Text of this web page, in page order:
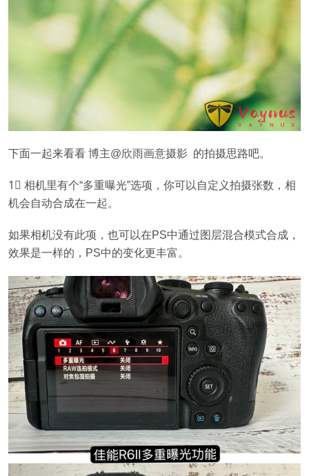
下面一起来看看 博主@欣雨画意摄影 的拍摄思路吧。
1⃣️ 相机里有个“多重曝光”选项，你可以自定义拍摄张数，相
机会自动合成在一起。
如果相机没有此项，也可以在PS中通过图层混合模式合成，
效果是一样的，PS中的变化更丰富。